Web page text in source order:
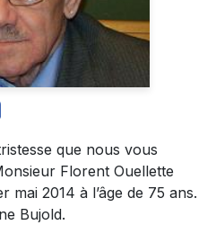
que nous vous
Florent Ouellette
2014 à l’âge de 75 ans.
Bujold.